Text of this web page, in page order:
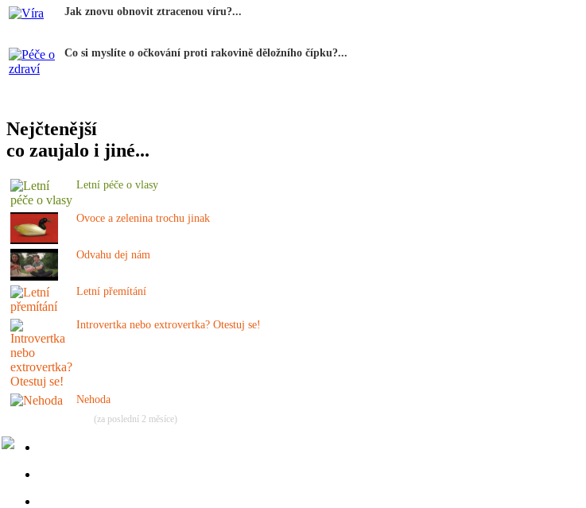
Jak znovu obnovit ztracenou víru?...
Co si myslíte o očkování proti rakovině děložního čípku?...
Nejčtenější
co zaujalo i jiné...
Letní péče o vlasy
Ovoce a zelenina trochu jinak
Odvahu dej nám
Letní přemítání
Introvertka nebo extrovertka? Otestuj se!
Nehoda
(za poslední 2 měsíce)